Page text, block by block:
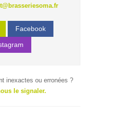
Facebook
inexactes ou erronées ?
le signaler.